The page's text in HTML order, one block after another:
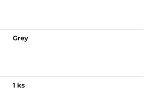
Grey
1 ks